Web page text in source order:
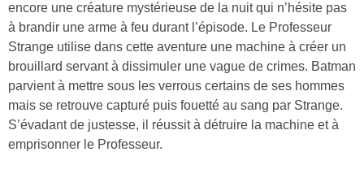
encore une créature mystérieuse de la nuit qui n’hésite pas
à brandir une arme à feu durant l’épisode. Le Professeur
Strange utilise dans cette aventure une machine à créer un
brouillard servant à dissimuler une vague de crimes. Batman
parvient à mettre sous les verrous certains de ses hommes
mais se retrouve capturé puis fouetté au sang par Strange.
S’évadant de justesse, il réussit à détruire la machine et à
emprisonner le Professeur.